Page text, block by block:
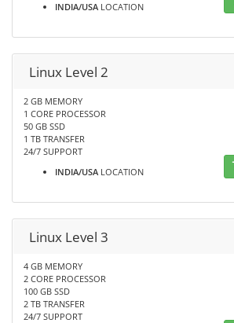
INDIA/USA LOCATION
Linux Level 2
2 GB MEMORY
1 CORE PROCESSOR
50 GB SSD
1 TB TRANSFER
24/7 SUPPORT
INDIA/USA LOCATION
Linux Level 3
4 GB MEMORY
2 CORE PROCESSOR
100 GB SSD
2 TB TRANSFER
24/7 SUPPORT